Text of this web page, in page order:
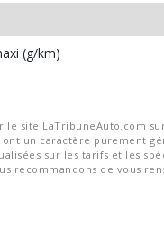
(g/km)
le site LaTribuneAuto.com
ont un caractère purement
sur les tarifs et les
recommandons de vous